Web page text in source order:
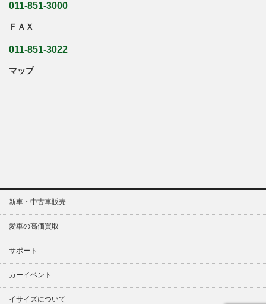
011-851-3000
ＦＡＸ
011-851-3022
マップ
新車・中古車販売
愛車の高価買取
サポート
カーイベント
イサイズについて